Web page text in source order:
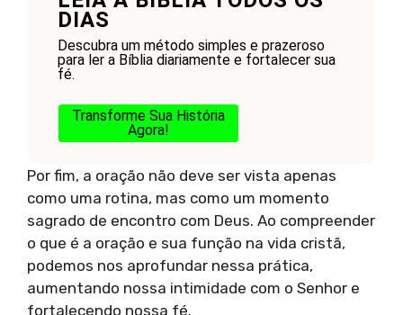
DIAS
Descubra um método simples e prazeroso
para ler a Bíblia diariamente e fortalecer sua
fé.
Transforme Sua História
Agora!
Por fim, a oração não deve ser vista apenas
como uma rotina, mas como um momento
sagrado de encontro com Deus. Ao compreender
o que é a oração e sua função na vida cristã,
podemos nos aprofundar nessa prática,
aumentando nossa intimidade com o Senhor e
fortalecendo nossa fé.